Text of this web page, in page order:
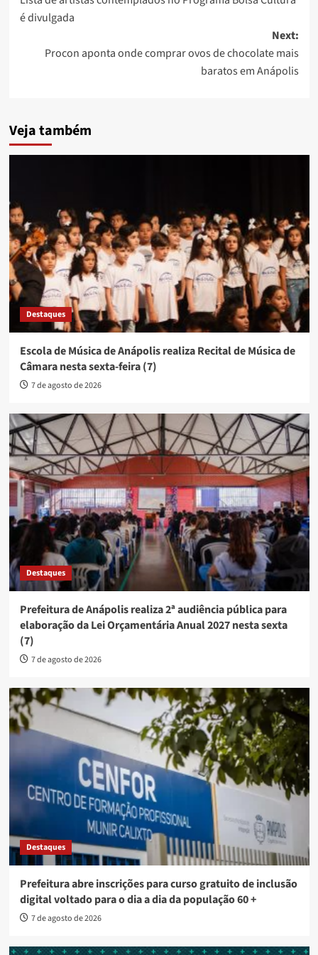
navigation
é divulgada
Next:
Procon aponta onde comprar ovos de chocolate mais
baratos em Anápolis
Veja também
Destaques
Escola de Música de Anápolis realiza Recital de Música de
Câmara nesta sexta-feira (7)
7 de agosto de 2026
Destaques
Prefeitura de Anápolis realiza 2ª audiência pública para
elaboração da Lei Orçamentária Anual 2027 nesta sexta
(7)
7 de agosto de 2026
Destaques
Prefeitura abre inscrições para curso gratuito de inclusão
digital voltado para o dia a dia da população 60 +
7 de agosto de 2026